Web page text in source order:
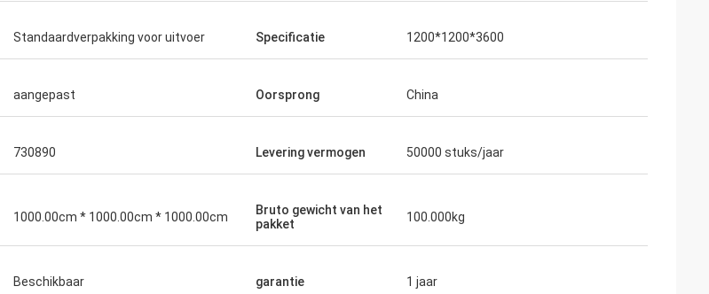
Standaardverpakking voor uitvoer Specificatie 1200*1200*3600
aangepast Oorsprong China
730890 Levering vermogen 50000 stuks/jaar
1000.00cm * 1000.00cm * 1000.00cm
Bruto gewicht van het
pakket
100.000kg
Beschikbaar garantie 1 jaar